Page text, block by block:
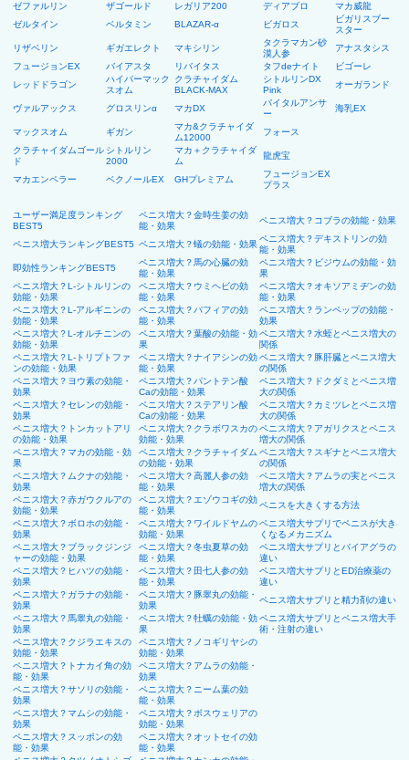
ゼファルリン
ザゴールド レガリア200 ディアブロ
マカ威龍
ゼルタイン
ベルタミン BLAZAR-α ビガロス
ビガリスブー
スター
リザベリン
ギガエレクト マキシリン
タクラマカン砂
漠人参
アナスタシス
フュージョンEX
バイアスタ リバイタス タフdeナイト
ビゴーレ
レッドドラゴン
ハイパーマック
スオム
クラチャイダム
BLACK-MAX
シトルリンDX
Pink
オーガランド
ヴァルアックス グロスリンα マカDX
バイタルアンサ
ー
海乳EX
マックスオム ギガン
マカ&クラチャイダ
ム12000
フォース
クラチャイダムゴール
ド
シトルリン
2000
マカ＋クラチャイダ
ム
龍虎宝
マカエンペラー ベクノールEX GHプレミアム
フュージョンEX
プラス
ユーザー満足度ランキング
BEST5
ペニス増大？金時生姜の効
能・効果
ペニス増大？コブラの効能・効果
ペニス増大ランキングBEST5 ペニス増大？蟻の効能・効果
ペニス増大？デキストリンの効
能・効果
即効性ランキングBEST5
ペニス増大？馬の心臓の効
能・効果
ペニス増大？ビジウムの効能・効
果
ペニス増大？L-シトルリンの
効能・効果
ペニス増大？ウミヘビの効
能・効果
ペニス増大？オキソアミヂンの効
能・効果
ペニス増大？L-アルギニンの
効能・効果
ペニス増大？パフィアの効
能・効果
ペニス増大？ランペップの効能・
効果
ペニス増大？L-オルチニンの
効能・効果
ペニス増大？葉酸の効能・効
果
ペニス増大？水蛭とペニス増大の
関係
ペニス増大？L-トリプトファ
ンの効能・効果
ペニス増大？ナイアシンの効
能・効果
ペニス増大？豚肝臓とペニス増大
の関係
ペニス増大？ヨウ素の効能・
効果
ペニス増大？パントテン酸
Caの効能・効果
ペニス増大？ドクダミとペニス増
大の関係
ペニス増大？セレンの効能・
効果
ペニス増大？ステアリン酸
Caの効能・効果
ペニス増大？カミツレとペニス増
大の関係
ペニス増大？トンカットアリ
の効能・効果
ペニス増大？クラボワスカの
効能・効果
ペニス増大？アガリクスとペニス
増大の関係
ペニス増大？マカの効能・効
果
ペニス増大？クラチャイダム
の効能・効果
ペニス増大？スギナとペニス増大
の関係
ペニス増大？ムクナの効能・
効果
ペニス増大？高麗人参の効
能・効果
ペニス増大？アムラの実とペニス
増大の関係
ペニス増大？赤ガウクルアの
効能・効果
ペニス増大？エゾウコギの効
能・効果
ペニスを大きくする方法
ペニス増大？ボロホの効能・
効果
ペニス増大？ワイルドヤムの
効能・効果
ペニス増大サプリでペニスが大き
くなるメカニズム
ペニス増大？ブラックジンジ
ャーの効能・効果
ペニス増大？冬虫夏草の効
能・効果
ペニス増大サプリとバイアグラの
違い
ペニス増大？ヒハツの効能・
効果
ペニス増大？田七人参の効
能・効果
ペニス増大サプリとED治療薬の
違い
ペニス増大？ガラナの効能・
効果
ペニス増大？豚睾丸の効能・
効果
ペニス増大サプリと精力剤の違い
ペニス増大？馬睾丸の効能・
効果
ペニス増大？牡蠣の効能・効
果
ペニス増大サプリとペニス増大手
術・注射の違い
ペニス増大？クジラエキスの
効能・効果
ペニス増大？ノコギリヤシの
効能・効果
ペニス増大？トナカイ角の効
能・効果
ペニス増大？アムラの効能・
効果
ペニス増大？サソリの効能・
効果
ペニス増大？ニーム葉の効
能・効果
ペニス増大？マムシの効能・
効果
ペニス増大？ボスウェリアの
効能・効果
ペニス増大？スッポンの効
能・効果
ペニス増大？オットセイの効
能・効果